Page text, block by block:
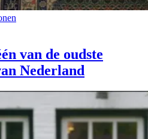
van de oudste
Nederland